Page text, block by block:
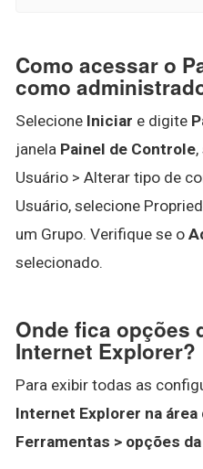
Como acessar o
como
Selecione Iniciar e digite
janela Painel de Controle
Usuário > Alterar tipo de
Usuário, selecione
um Grupo. Verifique se o
selecionado.
Onde fica opções
Internet Explorer?
Para exibir todas as
Internet Explorer na
Ferramentas > opções